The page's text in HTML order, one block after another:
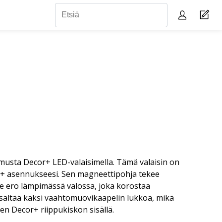
Decor+ LED-valaisimella. Tämä valaisin on
asennukseesi. Sen magneettipohja tekee
ero lämpimässä valossa, joka korostaa
kaksi vaahtomuovikaapelin lukkoa, mikä
Decor+ riippukiskon sisällä.